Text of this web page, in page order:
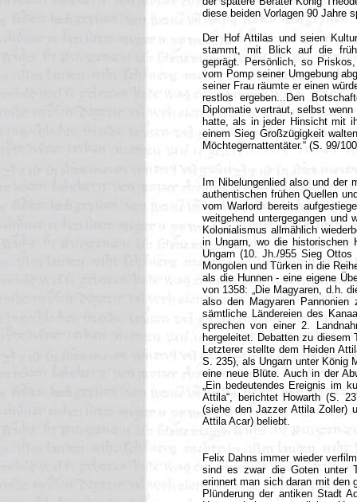
diese beiden Vorlagen 90 Jahre
Der Hof Attilas und seien
stammt, mit Blick auf die
geprägt. Persönlich, so
vom Pomp seiner Umgebung
seiner Frau räumte er einen
restlos ergeben...Den
Diplomatie vertraut, selbst
hatte, als in jeder Hinsicht mit
einem Sieg Großzügigkeit
Möchtegernattentäter.“ (S. 99/
Im Nibelungenlied also und der
authentischen frühen Quellen
vom Warlord bereits
weitgehend untergegangen
Kolonialismus allmählich
in Ungarn, wo die historischen
Ungarn (10. Jh./955 Sieg
Mongolen und Türken in die
als die Hunnen - eine eigene
von 1358: „Die Magyaren, d.h.
also den Magyaren
sämtliche Ländereien des
sprechen von einer 2.
hergeleitet. Debatten zu
Letzterer stellte dem Heiden
S. 235), als Ungarn unter König
eine neue Blüte. Auch in der
„Ein bedeutendes Ereignis im
Attila“, berichtet Howarth (S.
(siehe den Jazzer Attila Zoller)
Attila Acar) beliebt.
Felix Dahns immer wieder
sind es zwar die Goten unter
erinnert man sich daran mit den
Plünderung der antiken Stadt